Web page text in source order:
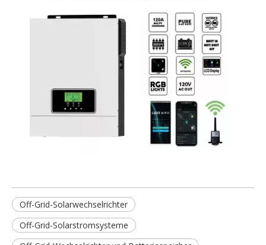
Off-Grid-Solarwechselrichter
Off-Grid-Solarstromsysteme